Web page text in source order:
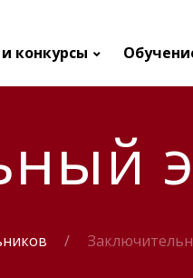
конкурсы